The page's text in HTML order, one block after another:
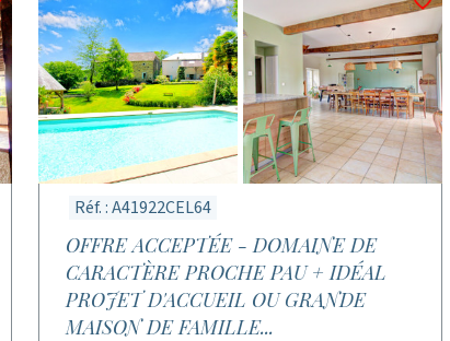
Réf. : A41922CEL64
OFFRE ACCEPTÉE - DOMAINE DE
CARACTÈRE PROCHE PAU + IDÉAL
PROJET D'ACCUEIL OU GRANDE
MAISON DE FAMILLE...